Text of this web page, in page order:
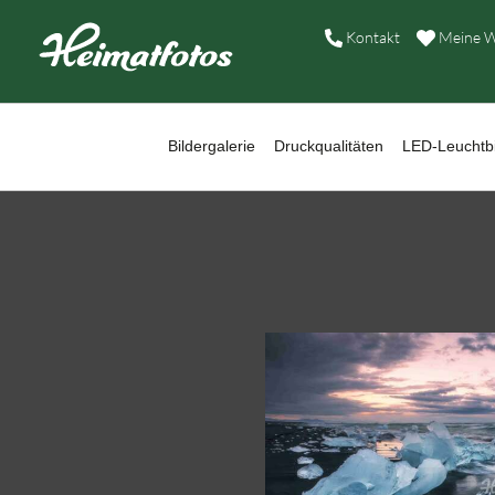
Kontakt Meine
Bildergalerie Druckqualitäten LED-